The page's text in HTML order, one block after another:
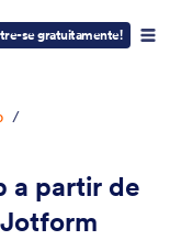
se gratuitamente!
/
a partir de